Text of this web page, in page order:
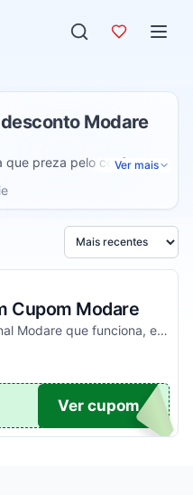
Modare
que preza pelo conforto,
Oferecendo bolsas e
do momento.
Ver mais
1 a 5 estrelas
Ordenar por
Cupom Modare
Se houver um código promocional Modare que funciona, ele estará aqui na nossa página. Pegue o voucher e confira agora!
TICO
Ver cupom